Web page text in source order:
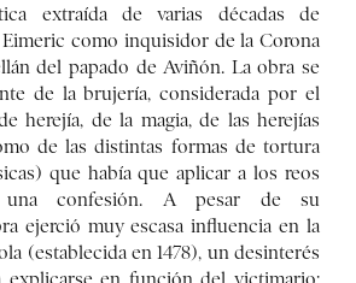
extraída de varias décadas de
como inquisidor de la Corona
del papado de Aviñón. La obra se
de la brujería, considerada por el
herejía, de la magia, de las herejías
de las distintas formas de tortura
que había que aplicar a los reos
una confesión. A pesar de su
ejerció muy escasa influencia en la
(establecida en 1478), un desinterés